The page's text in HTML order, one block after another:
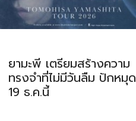
ยามะพี เตรียมสร้างความ
ทรงจำที่ไม่มีวันลืม ปักหมุด
19 ธ.ค.นี้